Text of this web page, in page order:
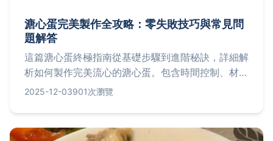
溏心蛋完美製作全攻略：零失敗技巧與常見問
題解答
這篇溏心蛋終極指南從基礎步驟到進階秘訣，詳細解
析如何製作完美流心的溏心蛋。包含時間控制、材料
選擇、常見失敗原因與解決方案，並分享個人經驗與
2025-12-03901次瀏覽